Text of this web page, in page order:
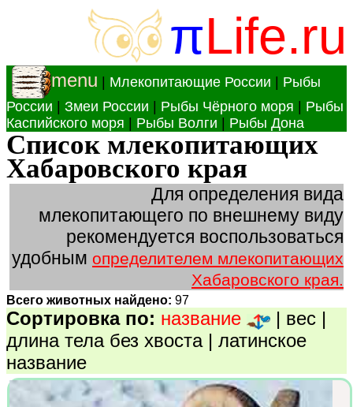
πLife.ru
menu Млекопитающие России
Рыбы
России
Змеи России Рыбы Чёрного моря
Рыбы
Каспийского моря
Рыбы Волги Рыбы Дона
Список млекопитающих
Хабаровского края
Для определения вида
млекопитающего по внешнему виду
рекомендуется воспользоваться
удобным определителем млекопитающих
Хабаровского края.
Всего животных найдено: 97
Сортировка по: название | вес |
длина тела без хвоста| латинское
название